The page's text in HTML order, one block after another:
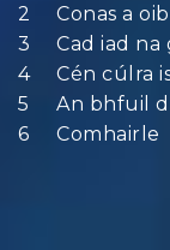
Conas a
Cad iad na
Cén cúlra
An bhfuil
Comhairle